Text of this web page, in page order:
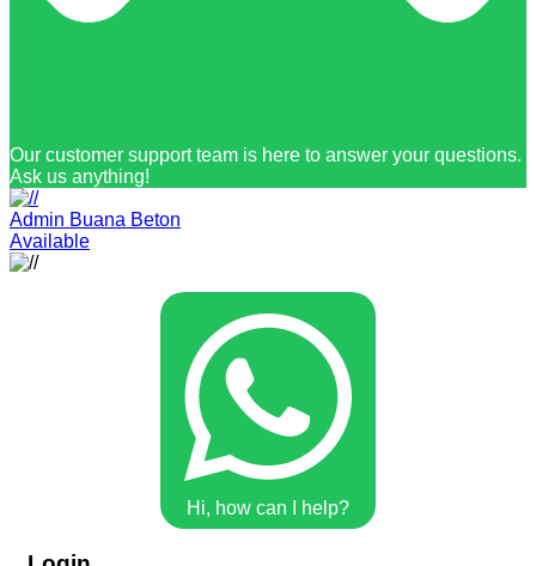
Our customer support team is here to answer your questions.
Ask us anything!
Admin Buana Beton
Available
Hi, how can I help?